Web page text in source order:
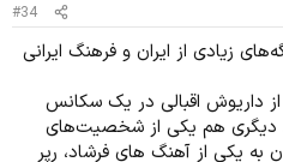
#34
زیادی از ایران و فرهنگ ایرانی
داریوش اقبالی در یک سکانس
دیگری هم یکی از شخصیت‌های
یکی از آهنگ های فرشاد، رپر